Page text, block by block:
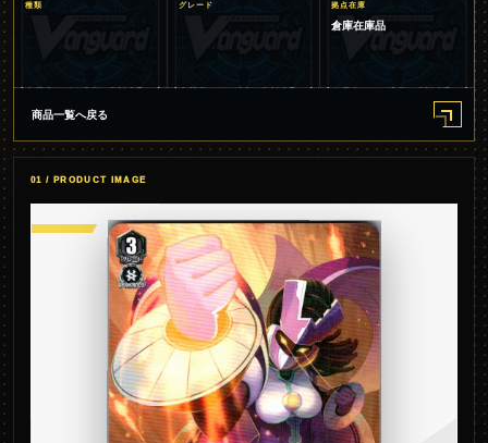
種類 グレード 拠点在庫
倉庫在庫品
商品一覧へ戻る
01 / PRODUCT IMAGE